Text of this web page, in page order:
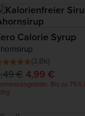
Calorie Syrup
(3.8k)
€ 4,99 €
Bis zu